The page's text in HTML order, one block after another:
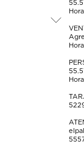
envío.
de